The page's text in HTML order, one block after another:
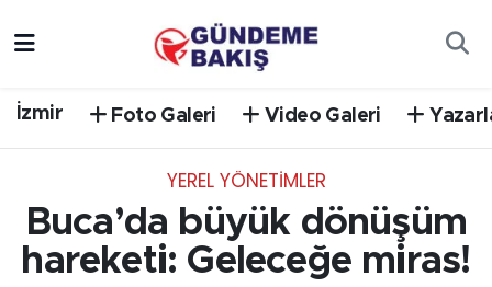
İzmir Foto Galeri Video Galeri
YEREL YÖNETİMLER
Buca’da büyük dönüşüm
hareketi: Geleceğe miras!
EGE
Trafik Durumu
Süper Lig Puan Durumu ve Fikstür